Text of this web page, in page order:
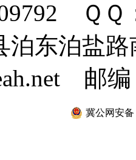
ＱＱ
泊东泊盐
邮编
冀公网安备